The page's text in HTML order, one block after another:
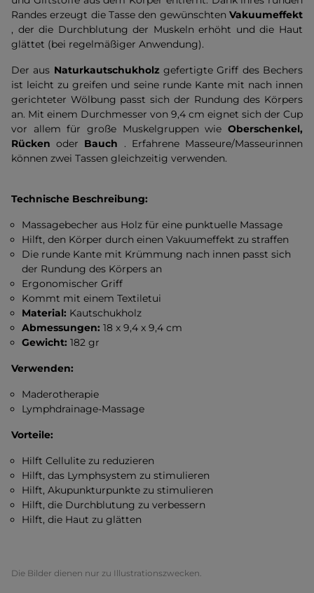
Randes erzeugt die Tasse den gewünschten Vakuumeffekt
, der die Durchblutung der Muskeln erhöht und die Haut
glättet (bei regelmäßiger Anwendung).
Der aus Naturkautschukholzgefertigte Griff des Bechers
ist leicht zu greifen und seine runde Kante mit nach innen
gerichteter Wölbung passt sich der Rundung des Körpers
an. Mit einem Durchmesser von 9,4 cm eignet sich der Cup
vor allem für große Muskelgruppen wie Oberschenkel,
Rücken oder Bauch . Erfahrene Masseure/Masseurinnen
können zwei Tassen gleichzeitig verwenden.
Technische Beschreibung:
Massagebecher aus Holz für eine punktuelle Massage
Hilft, den Körper durch einen Vakuumeffekt zu straffen
Die runde Kante mit Krümmung nach innen passt sich
der Rundung des Körpers an
Ergonomischer Griff
Kommt mit einem Textiletui
Material: Kautschukholz
Abmessungen: 18 x 9,4 x 9,4 cm
Gewicht: 182 gr
Verwenden:
Maderotherapie
Lymphdrainage-Massage
Vorteile:
Hilft Cellulite zu reduzieren
Hilft, das Lymphsystem zu stimulieren
Hilft, Akupunkturpunkte zu stimulieren
Hilft, die Durchblutung zu verbessern
Hilft, die Haut zu glätten
Die Bilder dienen nur zu Illustrationszwecken.